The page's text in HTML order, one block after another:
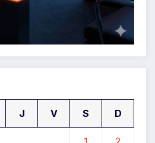
J V S D